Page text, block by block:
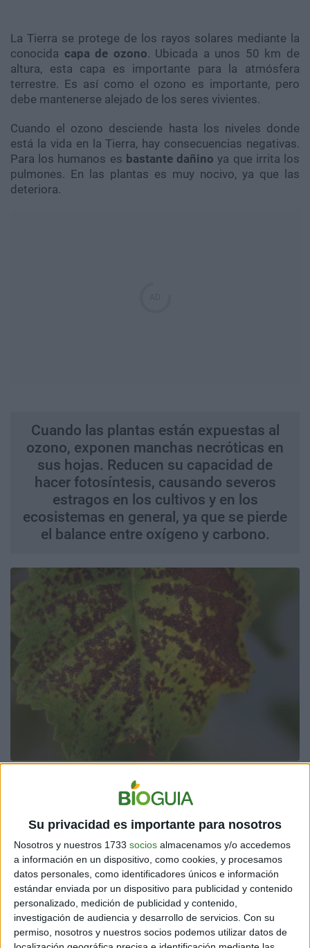
Su privacidad es importante para nosotros
Nosotros y nuestros 1733 socios almacenamos y/o accedemos
a información en un dispositivo, como cookies, y procesamos
datos personales, como identificadores únicos e información
estándar enviada por un dispositivo para publicidad y contenido
personalizado, medición de publicidad y contenido,
investigación de audiencia y desarrollo de servicios. Con su
permiso, nosotros y nuestros socios podemos utilizar datos de
La Tierra se protege de los rayos solares mediante la
conocida capa de ozono. Ubicada a unos 50 km de
altura, esta capa es importante para la atmósfera
terrestre. Es así como el ozono es importante, pero
debe mantenerse alejado de los seres vivientes.
Cuando el ozono desciende hasta los niveles donde
está la vida en la Tierra, hay consecuencias negativas.
Para los humanos es bastante dañino ya que irrita los
pulmones. En las plantas es muy nocivo, ya que las
deteriora.
Cuando las plantas están expuestas al
ozono, exponen manchas necróticas en
sus hojas. Reducen su capacidad de
hacer fotosíntesis, causando severos
estragos en los cultivos y en los
ecosistemas en general, ya que se pierde
el balance entre oxígeno y carbono.
Una pregunta que debe tener matices. En realidad, el
ozono es necesario
, sin su presencia la Tierra sería
inhabitable. La capa de ozono sirve de filtro a los rayos
solares, pero este ozono debe estar a gran altura, lejos
de la biodiversidad terrestre.